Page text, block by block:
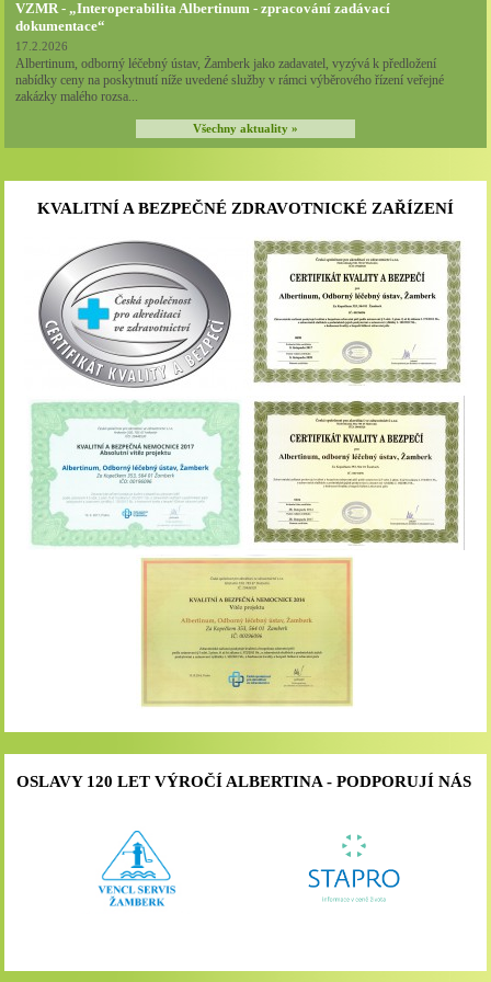
VZMR - „Interoperabilita Albertinum - zpracování zadávací
dokumentace“
17.2.2026
Albertinum, odborný léčebný ústav, Žamberk jako zadavatel, vyzývá k předložení
nabídky ceny na poskytnutí níže uvedené služby v rámci výběrového řízení veřejné
zakázky malého rozsa...
Všechny aktuality »
KVALITNÍ A BEZPEČNÉ ZDRAVOTNICKÉ ZAŘÍZENÍ
OSLAVY 120 LET VÝROČÍ ALBERTINA - PODPORUJÍ NÁS